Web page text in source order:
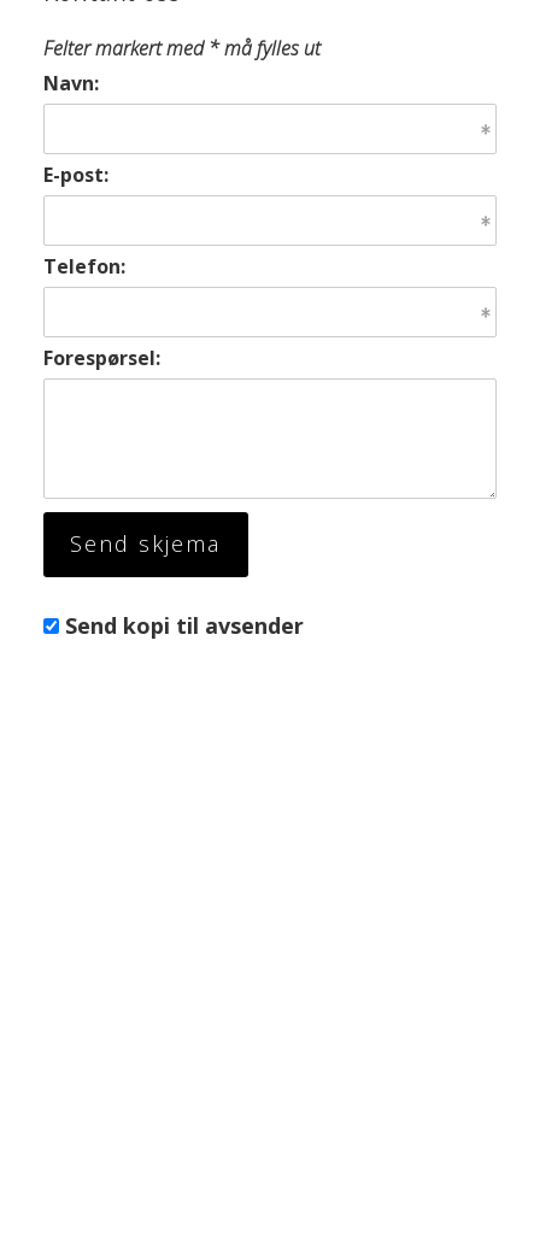
Felter markert med * må fylles ut
Navn:
E-post:
Telefon:
Forespørsel:
Send kopi til avsender